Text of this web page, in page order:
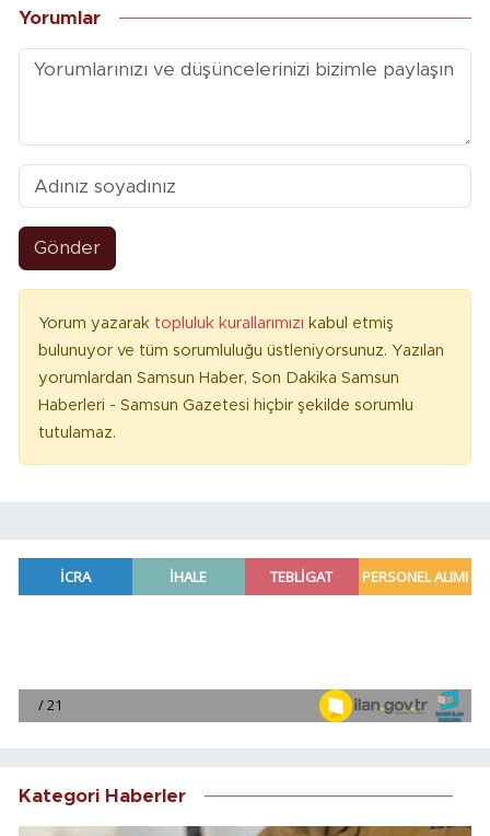
Yorumlar
Gönder
Yorum yazarak topluluk kurallarımızı kabul etmiş
bulunuyor ve tüm sorumluluğu üstleniyorsunuz. Yazılan
yorumlardan Samsun Haber, Son Dakika Samsun
Haberleri - Samsun Gazetesi hiçbir şekilde sorumlu
tutulamaz.
Kategori Haberler